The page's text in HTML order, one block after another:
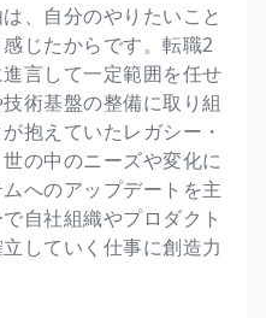
、自分のやりたいこと
じたからです。転職2
言して一定範囲を任せ
術基盤の整備に取り組
抱えていたレガシー・
の中のニーズや変化に
へのアップデートを主
自社組織やプロダクト
していく仕事に創造力